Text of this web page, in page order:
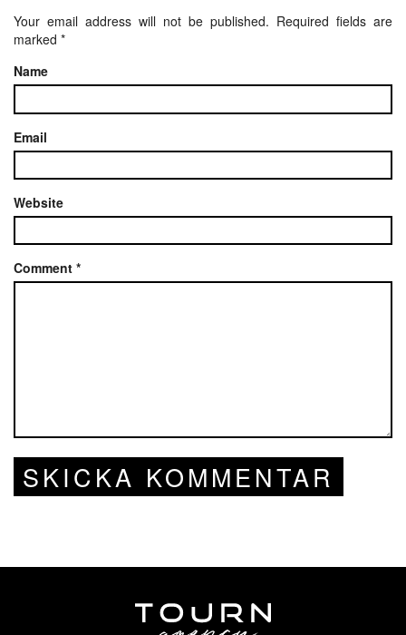
Your email address will not be published. Required fields are
marked *
Name
Email
Website
Comment *
SKICKA KOMMENTAR